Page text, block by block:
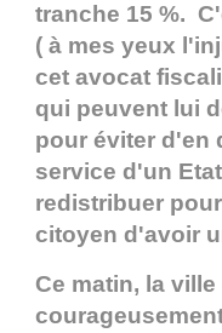
tranche 15 %.
( à mes yeux
cet avocat
qui peuvent lui
pour éviter d'en
service d'un
redistribuer
citoyen d'avoir
Ce matin, la ville